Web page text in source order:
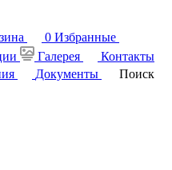
0 Избранные
Галерея
Контакты
Документы
Поиск